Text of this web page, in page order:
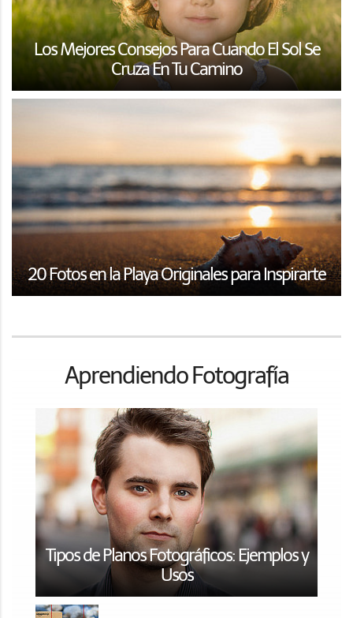
Los Mejores Consejos Para Cuando El Sol Se
Cruza En Tu Camino
20 Fotos en la Playa Originales para Inspirarte
Aprendiendo Fotografía
Tipos de Planos Fotográficos: Ejemplos y
Usos